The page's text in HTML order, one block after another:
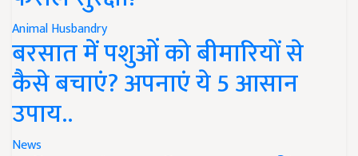
Animal Husbandry
बरसात में पशुओं को बीमारियों से
कैसे बचाएं? अपनाएं ये 5 आसान
उपाय..
News